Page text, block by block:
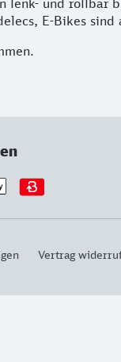
lenk- und rollbar
E-Bikes sind
Vertrag